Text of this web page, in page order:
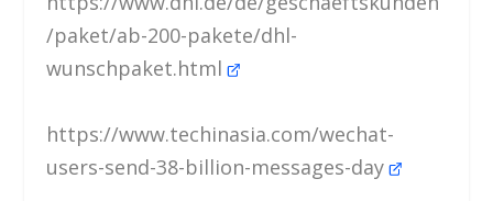
/paket/ab-200-pakete/dhl-
wunschpaket.html
https://www.techinasia.com/wechat-
users-send-38-billion-messages-day